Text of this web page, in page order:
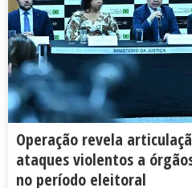
Operação revela
ataques violentos a
no período eleitoral